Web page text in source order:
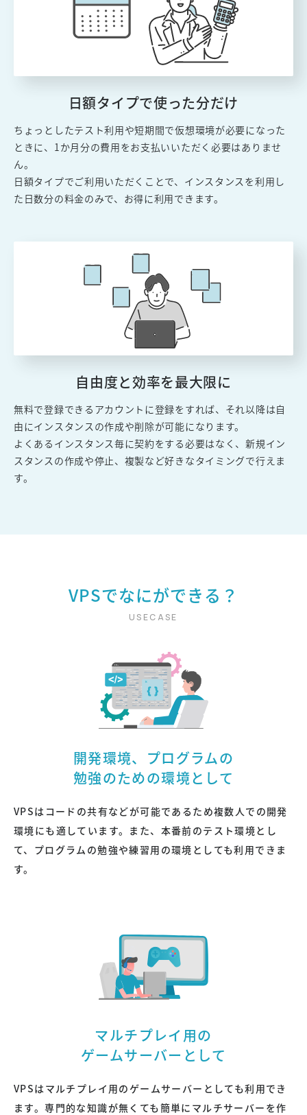
日額タイプで使った分だけ
ちょっとしたテスト利用や短期間で仮想環境が必要になった
ときに、1か月分の費用をお支払いいただく必要はありませ
ん。
日額タイプでご利用いただくことで、インスタンスを利用し
た日数分の料金のみで、お得に利用できます。
自由度と効率を最大限に
無料で登録できるアカウントに登録をすれば、それ以降は自
由にインスタンスの作成や削除が可能になります。
よくあるインスタンス毎に契約をする必要はなく、新規イン
スタンスの作成や停止、複製など好きなタイミングで行えま
す。
VPSでなにができる？
開発環境、プログラムの
勉強のための環境として
VPSはコードの共有などが可能であるため複数人での開発
環境にも適しています。また、本番前のテスト環境とし
て、プログラムの勉強や練習用の環境としても利用できま
す。
マルチプレイ用の
ゲームサーバーとして
VPSはマルチプレイ用のゲームサーバーとしても利用でき
ます。専門的な知識が無くても簡単にマルチサーバーを作